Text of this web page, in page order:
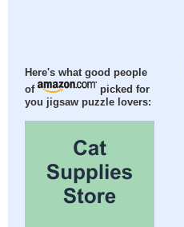
Here's what good people
of
picked for
you jigsaw puzzle lovers: